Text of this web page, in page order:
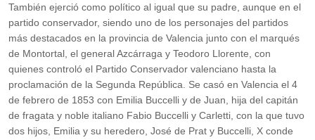
También ejerció como político al igual que su padre, aunque en el
partido conservador, siendo uno de los personajes del partidos
más destacados en la provincia de Valencia junto con el marqués
de Montortal, el general Azcárraga y Teodoro Llorente, con
quienes controló el Partido Conservador valenciano hasta la
proclamación de la Segunda República. Se casó en Valencia el 4
de febrero de 1853 con Emilia Buccelli y de Juan, hija del capitán
de fragata y noble italiano Fabio Buccelli y Carletti, con la que tuvo
dos hijos, Emilia y su heredero, José de Prat y Buccelli, X conde